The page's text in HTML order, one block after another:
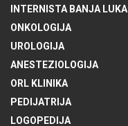
INTERNISTA BANJA LUKA
ONKOLOGIJA
UROLOGIJA
ANESTEZIOLOGIJA
ORL KLINIKA
PEDIJATRIJA
LOGOPEDIJA